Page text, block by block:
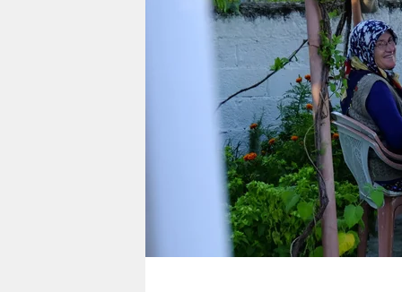
verlag
veranstaltungen
fragen & hilfe
unterstützen
genossenschaft